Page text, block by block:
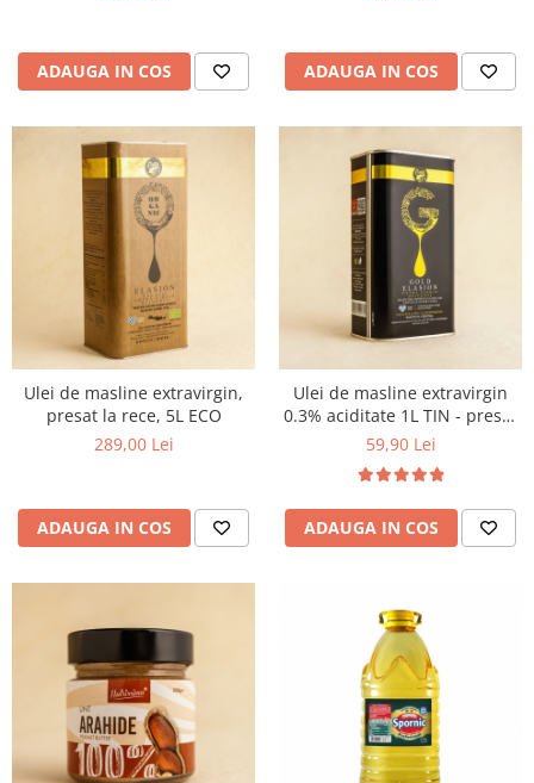
ADAUGA IN COS ADAUGA IN COS
Ulei de masline extravirgin,
presat la rece, 5L ECO
289,00 Lei
ADAUGA IN COS
Ulei de masline extravirgin
0.3% aciditate 1L TIN - presat
la rece
59,90 Lei
ADAUGA IN COS